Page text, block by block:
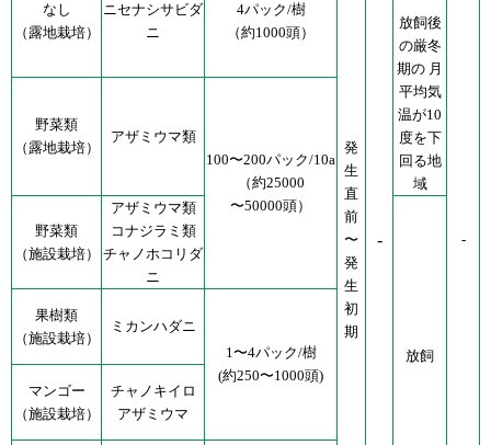
なし
（露地栽培）
ニセナシサビダ
ニ
4パック/樹
（約1000頭）
発
生
直
前
〜
発
生
初
期
-
放飼後
の厳冬
期の 月
平均気
温が10
度を下
回る地
域
-
野菜類
（露地栽培）
アザミウマ類
100〜200パック/10a
（約25000
〜50000頭）
野菜類
（施設栽培）
アザミウマ類
コナジラミ類
チャノホコリダ
ニ
放飼
果樹類
（施設栽培）
ミカンハダニ
1〜4パック/樹
(約250〜1000頭)
マンゴー
（施設栽培）
チャノキイロ
アザミウマ